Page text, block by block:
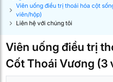
Viên uống điều trị thoái hóa cột
viên/hộp)
Liên hệ với chúng tôi
Viên uống điều trị
Cốt Thoái Vương (3